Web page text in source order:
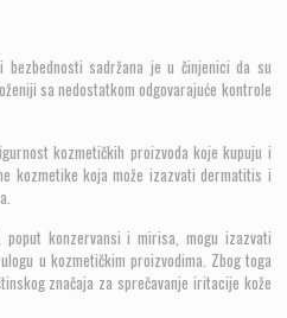
sadržana je u činjenici da su
sa nedostatkom odgovarajuće kontrole
kozmetičkih proizvoda koje kupuju i
kozmetike koja može izazvati dermatitis i
konzervansi i mirisa, mogu izazvati
u kozmetičkim proizvodima. Zbog toga
značaja za sprečavanje iritacije kože